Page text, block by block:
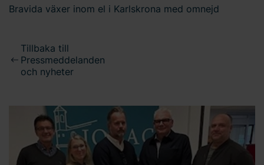
Bravida växer inom el i Karlskrona med omnejd
Tillbaka till
Pressmeddelanden
och nyheter